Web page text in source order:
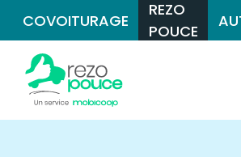
COVOITURAGE
REZO
POUCE